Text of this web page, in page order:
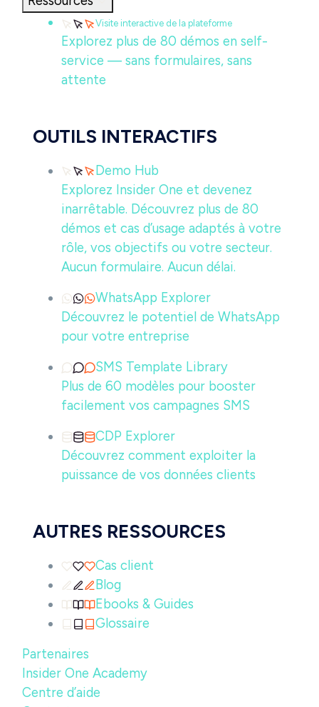
Visite interactive de la plateforme
Explorez plus de 80 démos en self-
service — sans formulaires, sans
attente
OUTILS INTERACTIFS
Demo Hub
Explorez Insider One et devenez
inarrêtable. Découvrez plus de 80
démos et cas d’usage adaptés à votre
rôle, vos objectifs ou votre secteur.
Aucun formulaire. Aucun délai.
WhatsApp Explorer
Découvrez le potentiel de WhatsApp
pour votre entreprise
SMS Template Library
Plus de 60 modèles pour booster
facilement vos campagnes SMS
CDP Explorer
Découvrez comment exploiter la
puissance de vos données clients
AUTRES RESSOURCES
Cas client
Blog
Ebooks & Guides
Glossaire
Partenaires
Insider One Academy
Centre d’aide